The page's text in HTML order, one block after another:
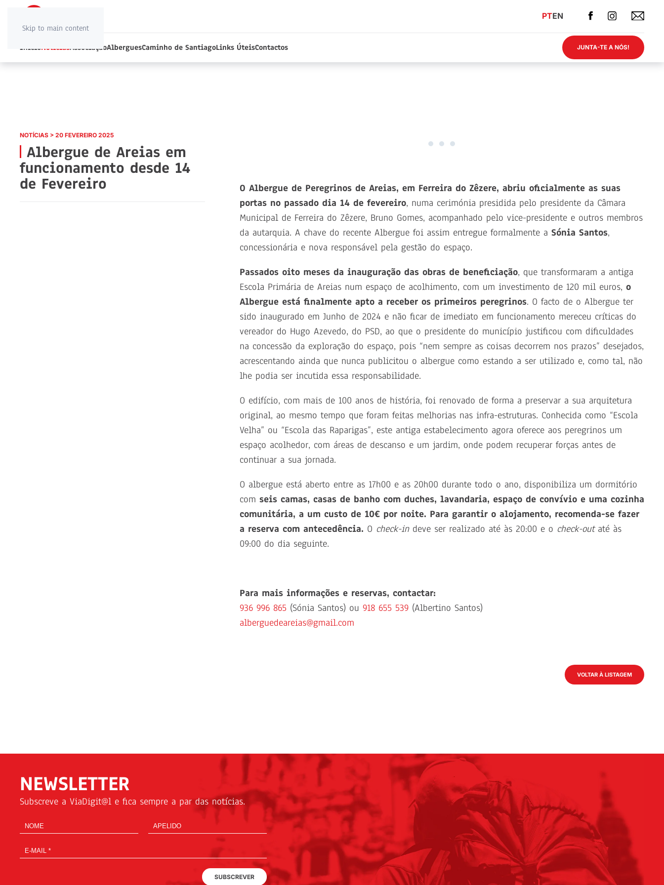
Skip to main content
PTEN
InícioNotíciasAssociaçãoAlberguesCaminho de SantiagoLinks ÚteisContactos JUNTA-TE A NÓS!
NOTÍCIAS > 20 FEVEREIRO 2025
Albergue de Areias em
funcionamento desde 14
de Fevereiro
O Albergue de Peregrinos de Areias, em Ferreira do Zêzere, abriu oficialmente as suas
portas no passado dia 14 de fevereiro, numa cerimónia presidida pelo presidente da Câmara
Municipal de Ferreira do Zêzere, Bruno Gomes, acompanhado pelo vice-presidente e outros membros
da autarquia. A chave do recente Albergue foi assim entregue formalmente a Sónia Santos,
concessionária e nova responsável pela gestão do espaço.
Passados oito meses da inauguração das obras de beneficiação, que transformaram a antiga
Escola Primária de Areias num espaço de acolhimento, com um investimento de 120 mil euros, o
Albergue está finalmente apto a receber os primeiros peregrinos. O facto de o Albergue ter
sido inaugurado em Junho de 2024 e não ficar de imediato em funcionamento mereceu críticas do
vereador do Hugo Azevedo, do PSD, ao que o presidente do município justificou com dificuldades
na concessão da exploração do espaço, pois “nem sempre as coisas decorrem nos prazos” desejados,
acrescentando ainda que nunca publicitou o albergue como estando a ser utilizado e, como tal, não
lhe podia ser incutida essa responsabilidade.
O edifício, com mais de 100 anos de história, foi renovado de forma a preservar a sua arquitetura
original, ao mesmo tempo que foram feitas melhorias nas infra-estruturas. Conhecida como “Escola
Velha” ou “Escola das Raparigas”, este antiga estabelecimento agora oferece aos peregrinos um
espaço acolhedor, com áreas de descanso e um jardim, onde podem recuperar forças antes de
continuar a sua jornada.
O albergue está aberto entre as 17h00 e as 20h00 durante todo o ano, disponibiliza um dormitório
com seis camas, casas de banho com duches, lavandaria, espaço de convívio e uma cozinha
comunitária, a um custo de 10€ por noite. Para garantir o alojamento, recomenda-se fazer
a reserva com antecedência. O check-indeve ser realizado até às 20:00 e o check-outaté às
09:00 do dia seguinte.
Para mais informações e reservas, contactar:
936 996 865 (Sónia Santos) ou 918 655 539(Albertino Santos)
alberguedeareias@gmail.com
VOLTAR À LISTAGEM
NEWSLETTER
Subscreve a ViaDigit@l e fica sempre a par das notícias.
SUBSCREVER